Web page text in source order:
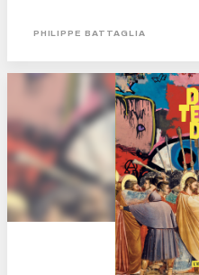
malédiction comme un boulet bien
PHILIPPE BATTAGLIA